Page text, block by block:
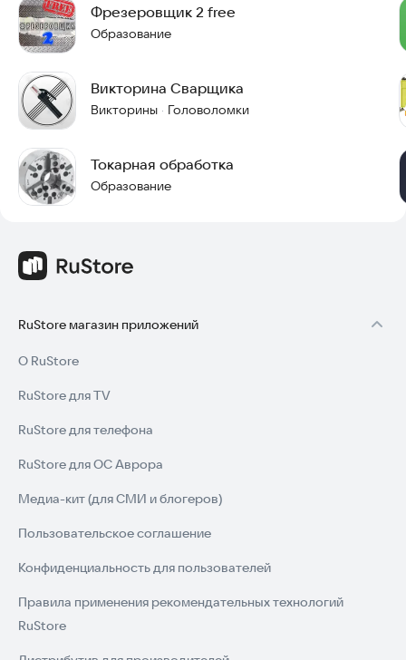
Фрезеровщик 2 free
Образование
Викторина Сварщика
Викторины · Головоломки
Токарная обработка
Образование
RuStore магазин приложений
О RuStore
RuStore для TV
RuStore для телефона
RuStore для ОС Аврора
Медиа-кит (для СМИ и блогеров)
Пользовательское соглашение
Конфиденциальность для пользователей
Правила применения рекомендательных технологий
RuStore